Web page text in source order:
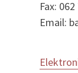
Fax:
Email: